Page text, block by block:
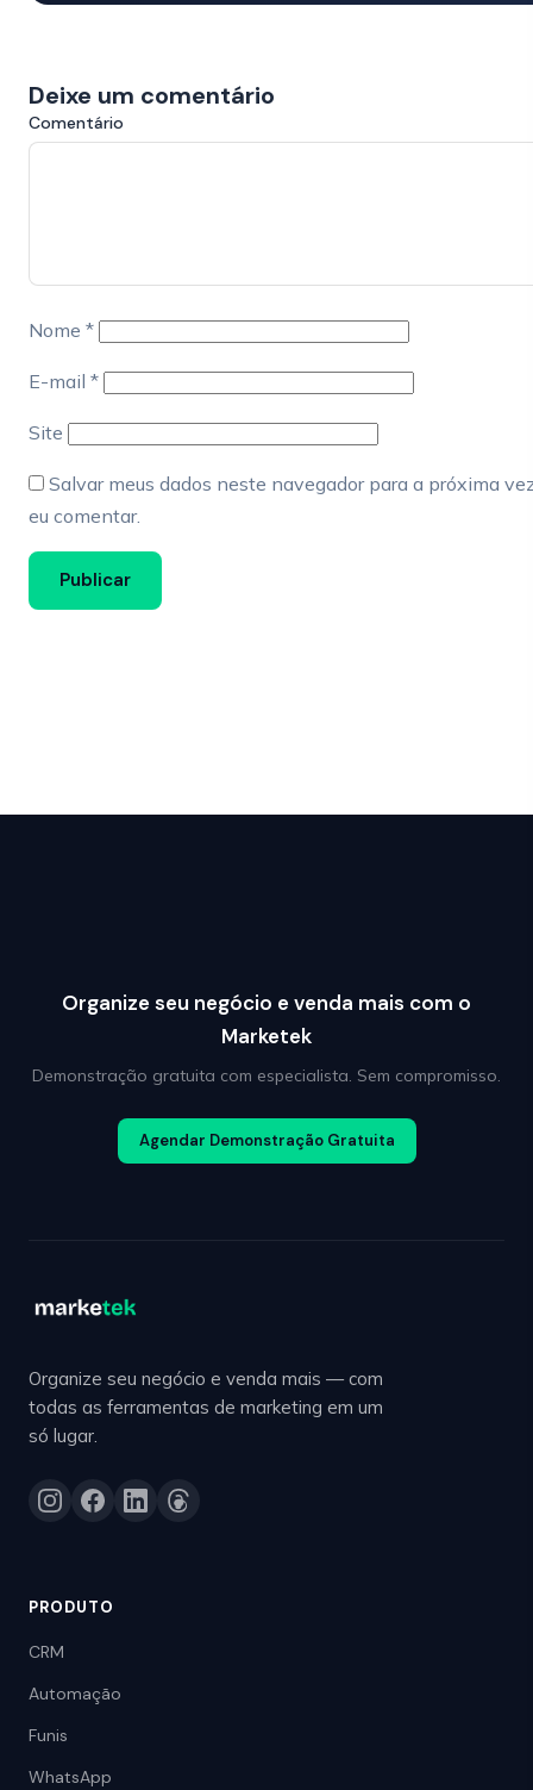
Deixe um comentário
Comentário
Nome *
E-mail *
Site
Salvar meus dados neste navegador para a próxima
eu comentar.
Organize seu negócio e venda mais com o
Marketek
Demonstração gratuita com especialista. Sem compromisso.
Agendar Demonstração Gratuita
Organize seu negócio e venda mais — com
todas as ferramentas de marketing em um
só lugar.
PRODUTO
CRM
Automação
Funis
WhatsApp